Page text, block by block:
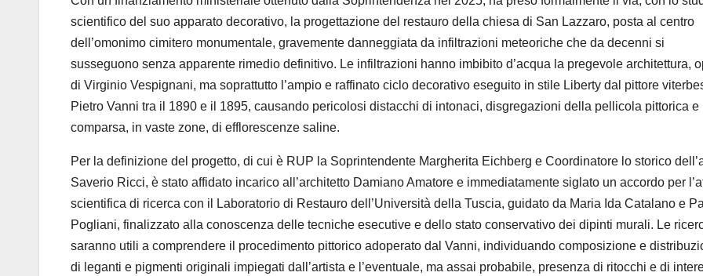
scientifico del suo apparato decorativo, la progettazione del restauro della chiesa di San Lazzaro, posta al centro
dell’omonimo cimitero monumentale, gravemente danneggiata da infiltrazioni meteoriche che da decenni si
susseguono senza apparente rimedio definitivo. Le infiltrazioni hanno imbibito d’acqua la pregevole architettura,
di Virginio Vespignani, ma soprattutto l’ampio e raffinato ciclo decorativo eseguito in stile Liberty dal pittore
Pietro Vanni tra il 1890 e il 1895, causando pericolosi distacchi di intonaci, disgregazioni della pellicola pittorica e
comparsa, in vaste zone, di efflorescenze saline.
Per la definizione del progetto, di cui è RUP la Soprintendente Margherita Eichberg e Coordinatore lo storico dell’
Saverio Ricci, è stato affidato incarico all’architetto Damiano Amatore e immediatamente siglato un accordo per l’
scientifica di ricerca con il Laboratorio di Restauro dell’Università della Tuscia, guidato da Maria Ida Catalano e
Pogliani, finalizzato alla conoscenza delle tecniche esecutive e dello stato conservativo dei dipinti murali. Le
saranno utili a comprendere il procedimento pittorico adoperato dal Vanni, individuando composizione e
di leganti e pigmenti originali impiegati dall’artista e l’eventuale, ma assai probabile, presenza di ritocchi e di